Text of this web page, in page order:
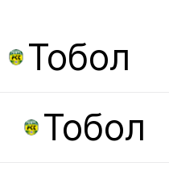
Тобол
Тобол